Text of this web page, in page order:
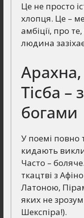
Це не просто
хлопця. Це –
амбіції, про
людина
Арахна,
Тісба –
богами
У поемі повно
кидають
Часто –
ткацтві з
Латоною,
яких не
Шекспіра!).